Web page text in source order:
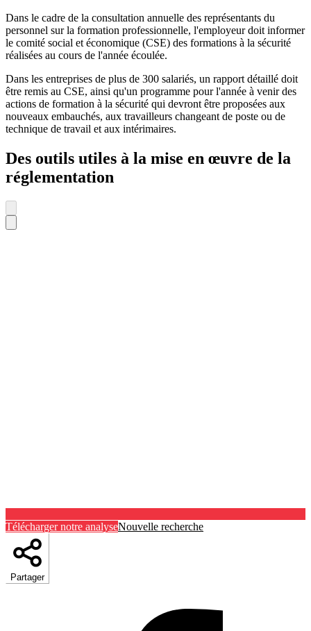
Dans le cadre de la consultation annuelle des représentants du
personnel sur la formation professionnelle, l'employeur doit informer
le comité social et économique (CSE) des formations à la sécurité
réalisées au cours de l'année écoulée.
Dans les entreprises de plus de 300 salariés, un rapport détaillé doit
être remis au CSE, ainsi qu'un programme pour l'année à venir des
actions de formation à la sécurité qui devront être proposées aux
nouveaux embauchés, aux travailleurs changeant de poste ou de
technique de travail et aux intérimaires.
Des outils utiles à la mise en œuvre de la
réglementation
Télécharger notre analyseNouvelle recherche
Partager